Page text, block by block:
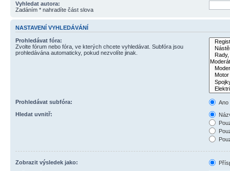
Vyhledat autora:
Zadáním * nahradíte část slova
NASTAVENÍ VYHLEDÁVÁNÍ
Prohledávat fóra:
Zvolte fórum nebo fóra, ve kterých chcete vyhledávat. Subfóra jsou
prohledávána automaticky, pokud nezvolíte jinak.
Prohledávat subfóra:
Ano
Hledat uvnitř:
Zobrazit výsledek jako: